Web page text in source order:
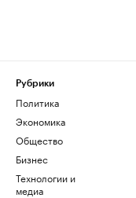
Рубрики
Политика
Экономика
Общество
Бизнес
Технологии и
медиа